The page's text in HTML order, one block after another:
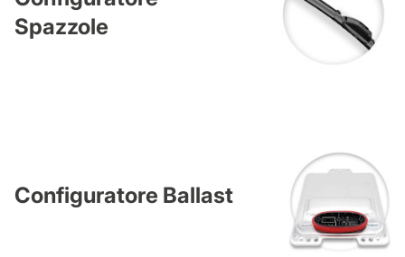
Spazzole
Configuratore Ballast